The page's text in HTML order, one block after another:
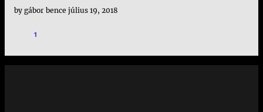
by gábor bence július 19, 2018
1